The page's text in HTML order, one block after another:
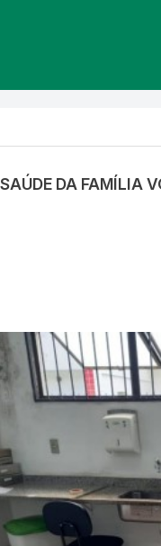
DA FAMÍLIA